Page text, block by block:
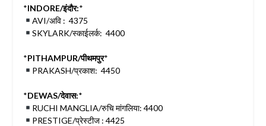
*INDORE/इंदौर:*
AVI/अवि : 4375
SKYLARK/स्काईलर्क: 4400
*PITHAMPUR/पीथमपुर*
PRAKASH/प्रकाश: 4450
*DEWAS/देवास:*
RUCHI MANGLIA/रुचि मांगलिया: 4400
PRESTIGE/प्रेस्टीज : 4425